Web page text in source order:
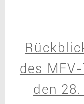
des
den